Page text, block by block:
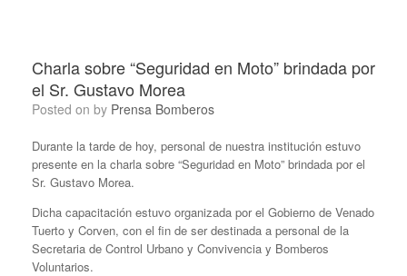
Charla sobre “Seguridad en Moto” brindada por
el Sr. Gustavo Morea
Posted on by Prensa Bomberos
Durante la tarde de hoy, personal de nuestra institución estuvo
presente en la charla sobre “Seguridad en Moto” brindada por el
Sr. Gustavo Morea.
Dicha capacitación estuvo organizada por el Gobierno de Venado
Tuerto y Corven, con el fin de ser destinada a personal de la
Secretaria de Control Urbano y Convivencia y Bomberos
Voluntarios.